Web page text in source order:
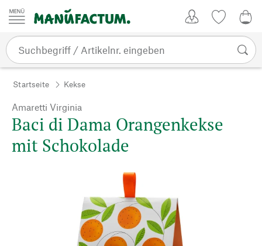
Zum Inhalt springen
Startseite Kekse
Amaretti Virginia
Baci di Dama Orangenkekse
mit Schokolade